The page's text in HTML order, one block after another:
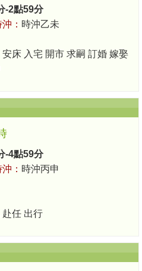
-2點59分
： 時沖乙未
床 入宅 開市 求嗣 訂婚 嫁娶
-4點59分
： 時沖丙申
赴任 出行